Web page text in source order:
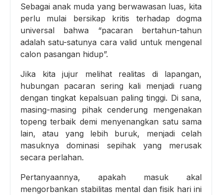
Sebagai anak muda yang berwawasan luas, kita
perlu mulai bersikap kritis terhadap dogma
universal bahwa “pacaran bertahun-tahun
adalah satu-satunya cara valid untuk mengenal
calon pasangan hidup”.
Jika kita jujur melihat realitas di lapangan,
hubungan pacaran sering kali menjadi ruang
dengan tingkat kepalsuan paling tinggi. Di sana,
masing-masing pihak cenderung mengenakan
topeng terbaik demi menyenangkan satu sama
lain, atau yang lebih buruk, menjadi celah
masuknya dominasi sepihak yang merusak
secara perlahan.
Pertanyaannya, apakah masuk akal
mengorbankan stabilitas mental dan fisik hari ini